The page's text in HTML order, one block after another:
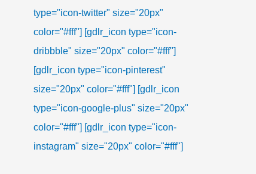
type="icon-twitter" size="20px"
color="#fff"]
[gdlr_icon type="icon-
dribbble" size="20px" color="#fff"]
[gdlr_icon type="icon-pinterest"
size="20px" color="#fff"]
[gdlr_icon
type="icon-google-plus" size="20px"
color="#fff"]
[gdlr_icon type="icon-
instagram" size="20px" color="#fff"]